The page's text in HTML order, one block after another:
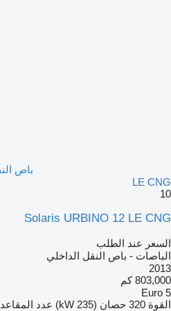
LE CNG
10
Solaris URBINO 12 LE CNG
السعر عند الطلب
الباصات - باص النقل الداخلي
2013
803,000 كم
Euro 5
القوة 320 حصان (235 kW) عدد المقاعد